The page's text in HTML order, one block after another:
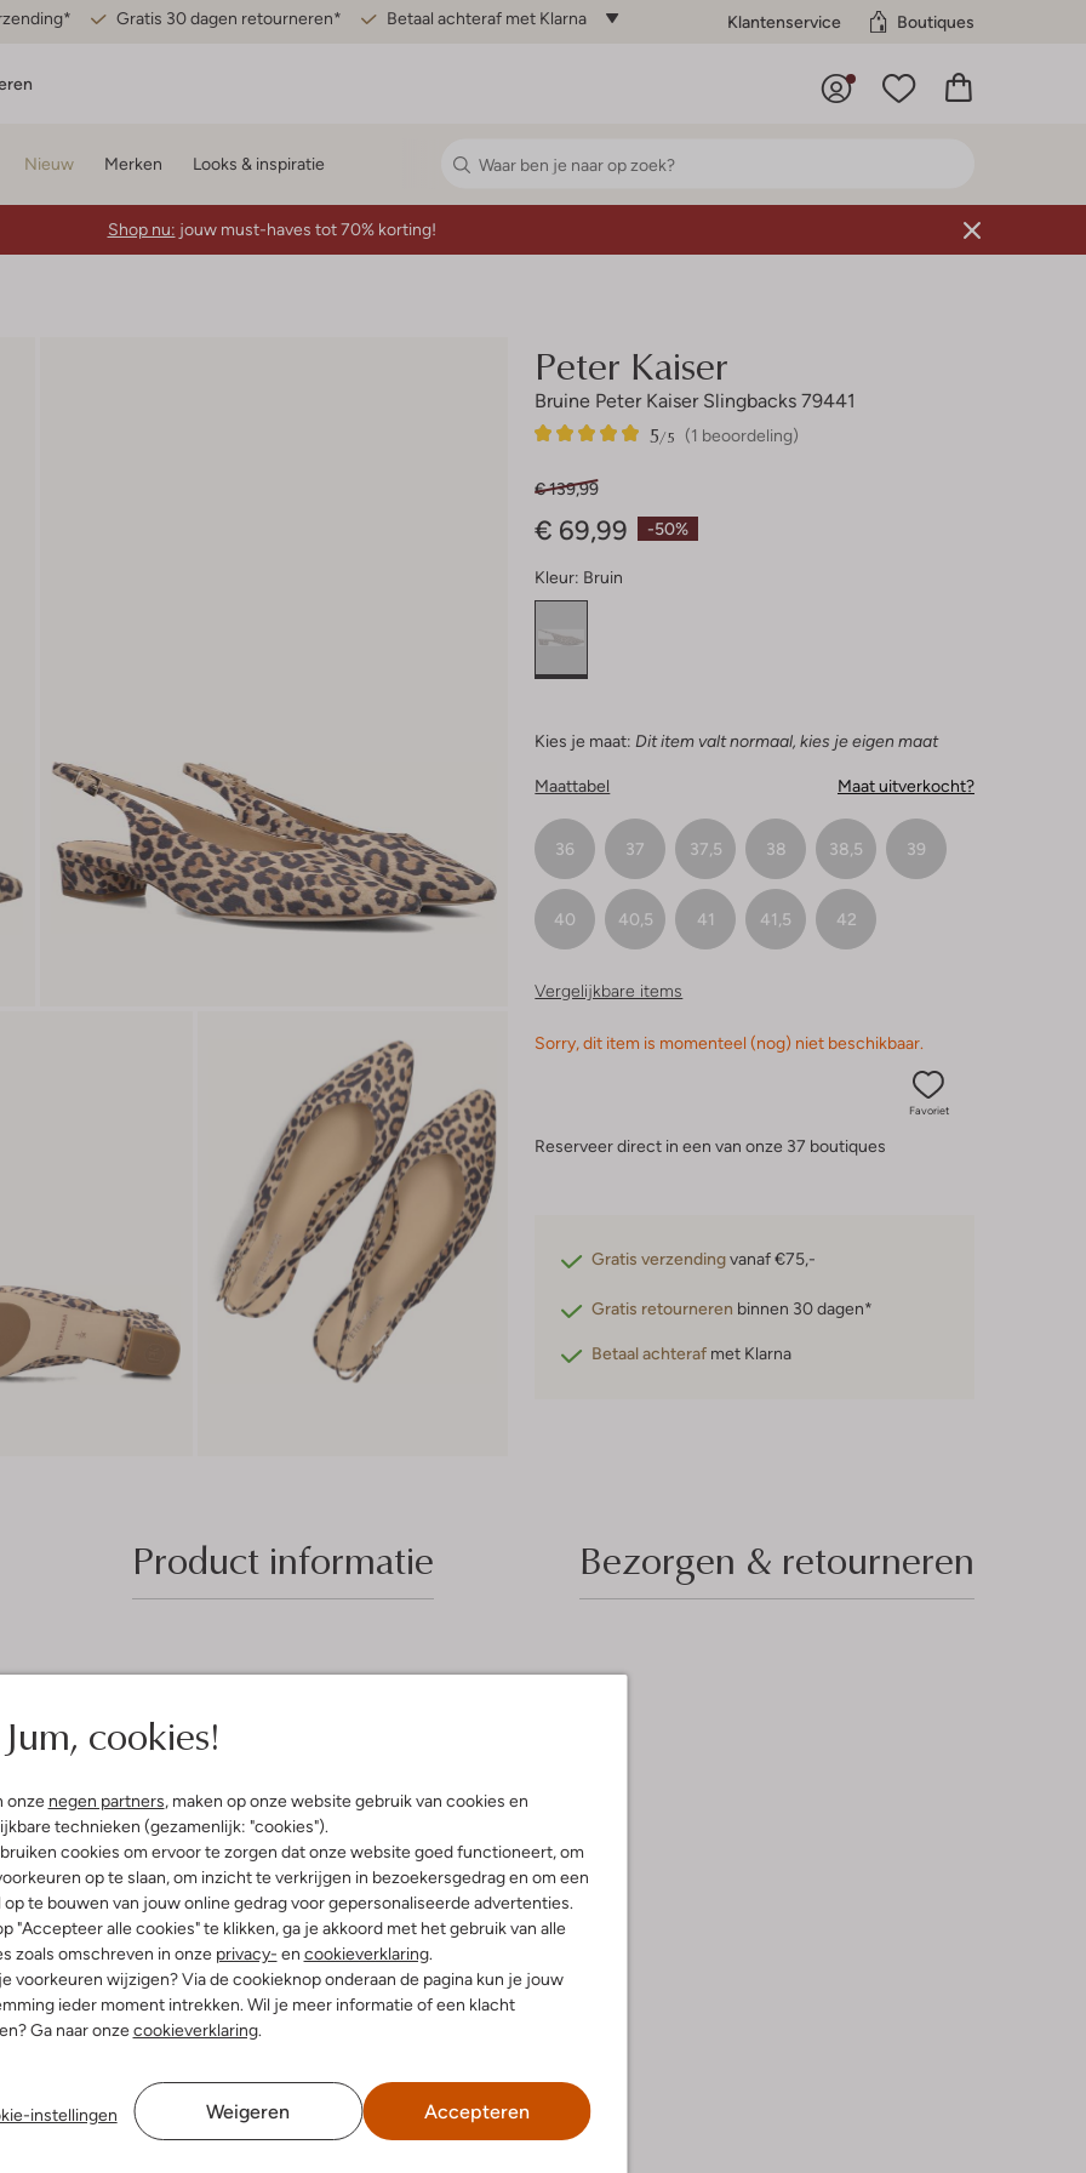
Gratis 30 dagen retourneren* Betaal achteraf met Klarna Klantenservice Boutiques
Jum, cookies!
onze negen partners, maken op onze website gebruik van cookies en
technieken (gezamenlijk: "cookies").
cookies om ervoor te zorgen dat onze website goed functioneert, om
op te slaan, om inzicht te verkrijgen in bezoekersgedrag en om een
op te bouwen van jouw online gedrag voor gepersonaliseerde advertenties.
"Accepteer alle cookies" te klikken, ga je akkoord met het gebruik van alle
zoals omschreven in onze privacy- en cookieverklaring.
voorkeuren wijzigen? Via de cookieknop onderaan de pagina kun je jouw
ieder moment intrekken. Wil je meer informatie of een klacht
Ga naar onzecookieverklaring.
instellingen Weigeren Accepteren
Nieuw Merken Looks & inspiratie
Shop nu: jouw must-haves tot 70% korting!
Peter Kaiser
Bruine Peter Kaiser Slingbacks 79441
(1 beoordeling)
5/5
1
5
-50%
€ 139,99
€ 69,99
Kleur: Bruin
Kies je maat: Dit item valt normaal, kies je eigen maat
Maattabel Maat uitverkocht?
36 37 37,5 38 38,5 39
40 40,5 41 41,5 42
Vergelijkbare items
Sorry, dit item is momenteel (nog) niet beschikbaar.
Favoriet
Reserveer direct in een van onze 37 boutiques
Gratis verzendingvanaf €75,-
Gratis retourneren binnen 30 dagen*
Betaal achteraf met Klarna
Product informatie Bezorgen & retourneren